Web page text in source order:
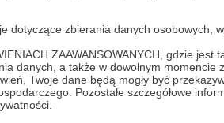
zbierania danych osobowych,
ZAAWANSOWANYCH, gdzie jest
danych, a także w dowolnym momencie
Twoje dane będą mogły być
Pozostałe szczegółowe
przetwarzanie moich danych
danych osobowych jest Crowd8 sp. z o.o. z
Twoje dane osobowe będą przetwarzane w
w tym do umożliwienia świadczenia usługi drogą
Patronite.pl, w tym możliwości dokonywania oraz